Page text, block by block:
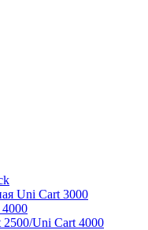
Uni Cart 3000
4000
2500/Uni Cart 4000